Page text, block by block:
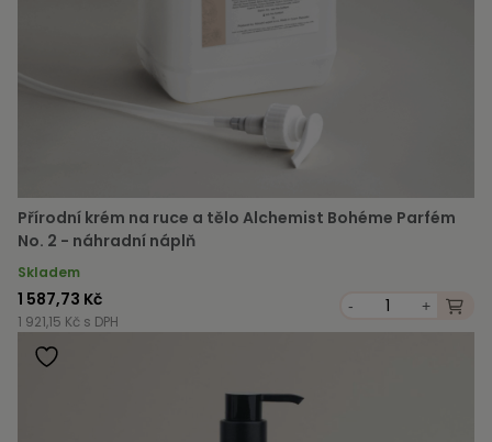
Přírodní krém na ruce a tělo Alchemist Bohéme Parfém
No. 2 - náhradní náplň
Skladem
1 587,73 Kč
1 921,15 Kč s DPH
- +